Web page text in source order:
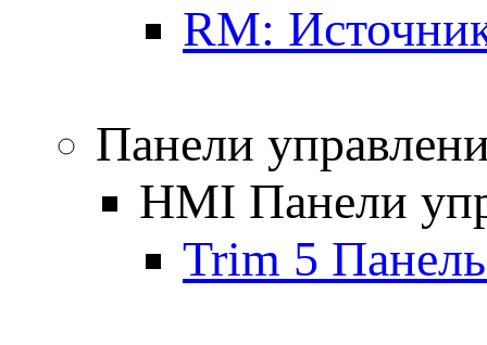
RM:
Панели
HMI Панели
Trim 5